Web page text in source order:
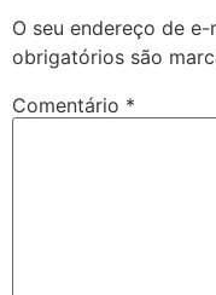
O seu endereço de
obrigatórios são
Comentário *